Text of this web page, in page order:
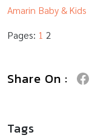
Amarin Baby & Kids
Pages: 1 2
Share On :
Tags